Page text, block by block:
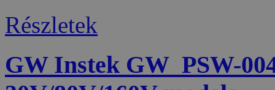
Részletek
GW Instek GW_PSW-